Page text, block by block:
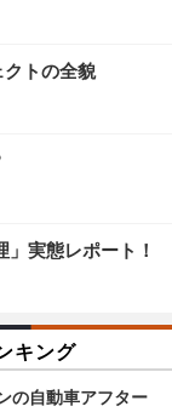
トの全貌
実態レポート！
キング
の自動車アフター